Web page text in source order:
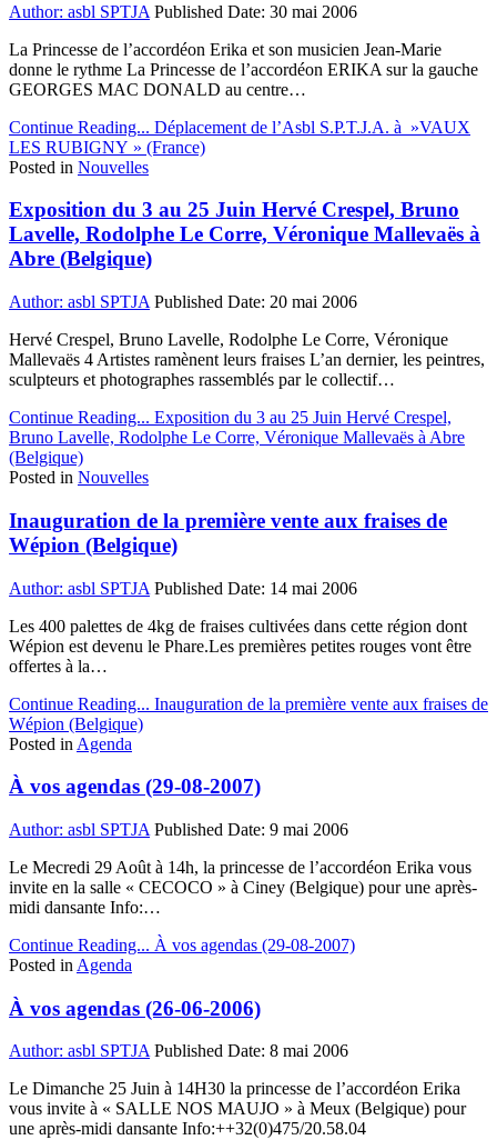
Author: asbl SPTJA Published Date: 30 mai 2006
La Princesse de l’accordéon Erika et son musicien Jean-Marie
donne le rythme La Princesse de l’accordéon ERIKA sur la gauche
GEORGES MAC DONALD au centre…
Continue Reading... Déplacement de l’Asbl S.P.T.J.A. à »VAUX
LES RUBIGNY » (France)
Posted in Nouvelles
Exposition du 3 au 25 Juin Hervé Crespel, Bruno
Lavelle, Rodolphe Le Corre, Véronique Mallevaës à
Abre (Belgique)
Author: asbl SPTJA Published Date: 20 mai 2006
Hervé Crespel, Bruno Lavelle, Rodolphe Le Corre, Véronique
Mallevaës 4 Artistes ramènent leurs fraises L’an dernier, les peintres,
sculpteurs et photographes rassemblés par le collectif…
Continue Reading... Exposition du 3 au 25 Juin Hervé Crespel,
Bruno Lavelle, Rodolphe Le Corre, Véronique Mallevaës à Abre
(Belgique)
Posted in Nouvelles
Inauguration de la première vente aux fraises de
Wépion (Belgique)
Author: asbl SPTJA Published Date: 14 mai 2006
Les 400 palettes de 4kg de fraises cultivées dans cette région dont
Wépion est devenu le Phare.Les premières petites rouges vont être
offertes à la…
Continue Reading... Inauguration de la première vente aux fraises de
Wépion (Belgique)
Posted in Agenda
À vos agendas (29-08-2007)
Author: asbl SPTJA Published Date: 9 mai 2006
Le Mecredi 29 Août à 14h, la princesse de l’accordéon Erika vous
invite en la salle « CECOCO » à Ciney (Belgique) pour une après-
midi dansante Info:…
Continue Reading... À vos agendas (29-08-2007)
Posted in Agenda
À vos agendas (26-06-2006)
Author: asbl SPTJA Published Date: 8 mai 2006
Le Dimanche 25 Juin à 14H30 la princesse de l’accordéon Erika
vous invite à « SALLE NOS MAUJO » à Meux (Belgique) pour
une après-midi dansante Info:++32(0)475/20.58.04